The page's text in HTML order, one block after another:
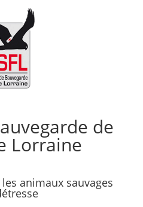
de
Lorraine
animaux sauvages